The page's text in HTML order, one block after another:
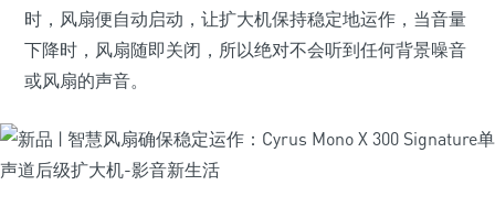
时，风扇便自动启动，让扩大机保持稳定地运作，当音量
下降时，风扇随即关闭，所以绝对不会听到任何背景噪音
或风扇的声音。